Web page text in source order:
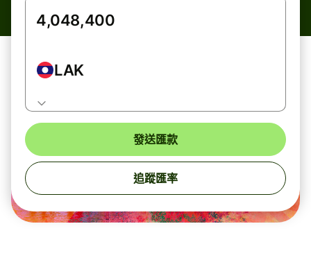
LAK
發送匯款
追蹤匯率